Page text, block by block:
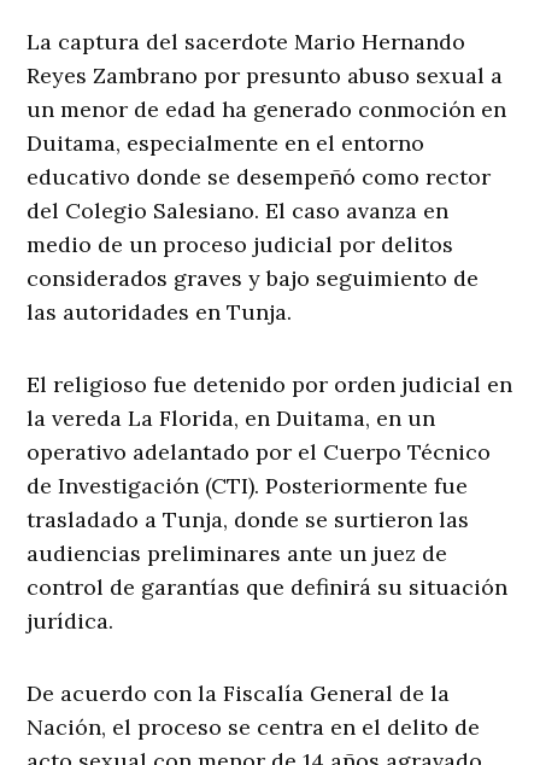
La captura del sacerdote Mario Hernando
Reyes Zambrano por presunto abuso sexual a
un menor de edad ha generado conmoción en
Duitama, especialmente en el entorno
educativo donde se desempeñó como rector
del Colegio Salesiano. El caso avanza en
medio de un proceso judicial por delitos
considerados graves y bajo seguimiento de
las autoridades en Tunja.
El religioso fue detenido por orden judicial en
la vereda La Florida, en Duitama, en un
operativo adelantado por el Cuerpo Técnico
de Investigación (CTI). Posteriormente fue
trasladado a Tunja, donde se surtieron las
audiencias preliminares ante un juez de
control de garantías que definirá su situación
jurídica.
De acuerdo con la Fiscalía General de la
Nación, el proceso se centra en el delito de